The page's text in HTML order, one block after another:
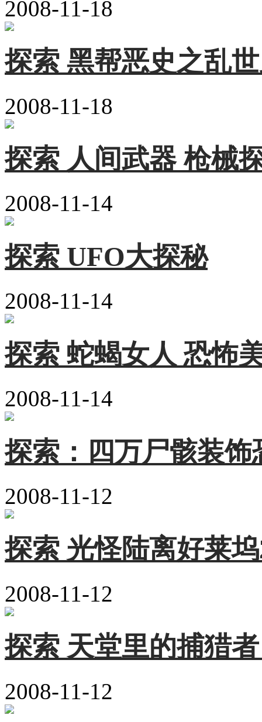
2008-11-18
探索 黑帮恶史之乱
2008-11-18
探索 人间武器 枪械
2008-11-14
探索 UFO大探秘
2008-11-14
探索 蛇蝎女人 恐怖
2008-11-14
探索：四万尸骸装饰
2008-11-12
探索 光怪陆离好莱
2008-11-12
探索 天堂里的捕猎
2008-11-12